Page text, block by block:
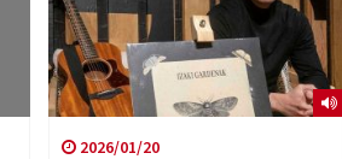
2026/01/20